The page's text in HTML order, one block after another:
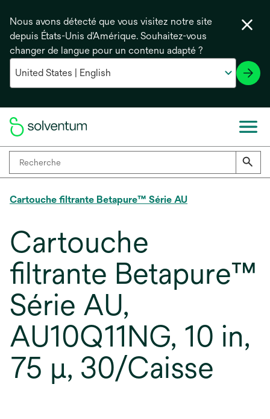
Nous avons détecté que vous visitez notre site
depuis États-Unis d'Amérique. Souhaitez-vous
changer de langue pour un contenu adapté ?
Cartouche filtrante Betapure™ Série AU
Cartouche
filtrante Betapure™
Série AU,
AU10Q11NG, 10 in,
75 µ, 30/Caisse